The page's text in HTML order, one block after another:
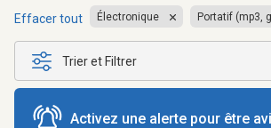
Effacer tout Électronique Portatif (mp3,
Trier et Filtrer
Activez une alerte pour être